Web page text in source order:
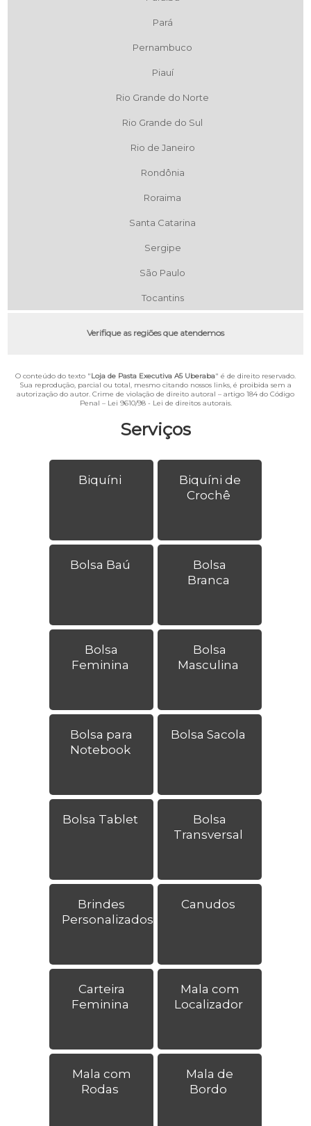
Serviços
Biquíni
Biquíni de
Crochê
Bolsa Baú
Bolsa
Branca
Bolsa
Feminina
Bolsa
Masculina
Bolsa para
Notebook
Bolsa Sacola
Bolsa Tablet
Bolsa
Transversal
Brindes
Personalizados
Canudos
Carteira
Feminina
Mala com
Localizador
Mala com
Rodas
Mala de
Bordo
Pará
Pernambuco
Piauí
Rio Grande do Norte
Rio Grande do Sul
Rio de Janeiro
Rondônia
Roraima
Santa Catarina
Sergipe
São Paulo
Tocantins
Verifique as regiões que atendemos
O conteúdo do texto "Loja de Pasta Executiva A5 Uberaba" é de direito reservado.
Sua reprodução, parcial ou total, mesmo citando nossos links, é proibida sem a
autorização do autor. Crime de violação de direito autoral – artigo 184 do Código
Penal – Lei 9610/98 - Lei de direitos autorais.